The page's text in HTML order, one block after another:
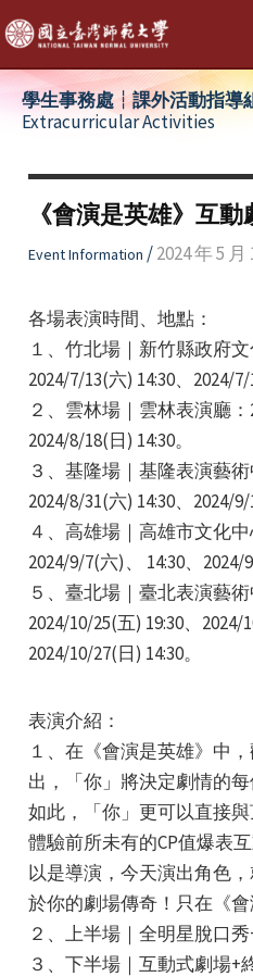
Skip
to
content
學生事務處┆課外活動指導
Extracurricular Activities
《會演是英雄》互動
Event Information /2024 年 5 月
各場表演時間、地點：
１、竹北場｜新竹縣政府文
2024/7/13(六) 14:30、2024/7/
２、雲林場｜雲林表演廳：
2024/8/18(日) 14:30。
３、基隆場｜基隆表演藝術
2024/8/31(六) 14:30、2024/9/
４、高雄場｜高雄市文化中
2024/9/7(六)、 14:30、2024/
５、臺北場｜臺北表演藝術
2024/10/25(五) 19:30、2024/
2024/10/27(日) 14:30。
表演介紹：
１、在《會演是英雄》中
出，「你」將決定劇情的
如此，「你」更可以直接
體驗前所未有的CP值爆表
以是導演，今天演出角色
於你的劇場傳奇！只在《會
２、上半場｜全明星脫口秀
３、下半場｜互動式劇場+